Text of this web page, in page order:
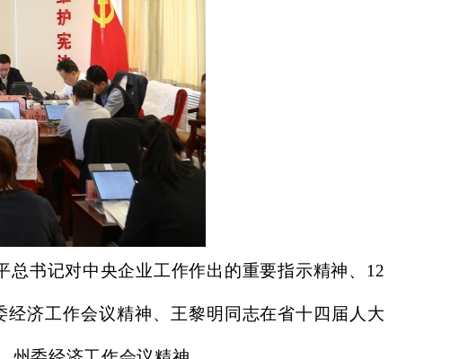
书记对中央企业工作作出的重要指示精神、 12
济工作会议精神、王黎明同志在省十四届人大